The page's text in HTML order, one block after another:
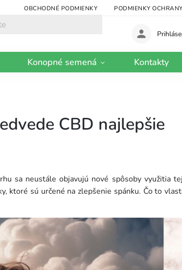
OBCHODNÉ PODMIENKY PODMIENKY
Konopné semená Kontakty
CBD najlepšie
sa neustále objavujú nové spôsoby využitia
ktoré sú určené na zlepšenie spánku. Čo to